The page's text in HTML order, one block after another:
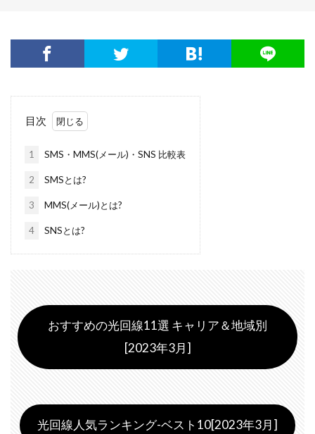
目次
1 SMS・MMS(メール)・SNS 比較表
2 SMSとは?
3 MMS(メール)とは?
4 SNSとは?
おすすめの光回線11選 キャリア＆地域別
[2023年3月]
光回線人気ランキング-ベスト10[2023年3月]